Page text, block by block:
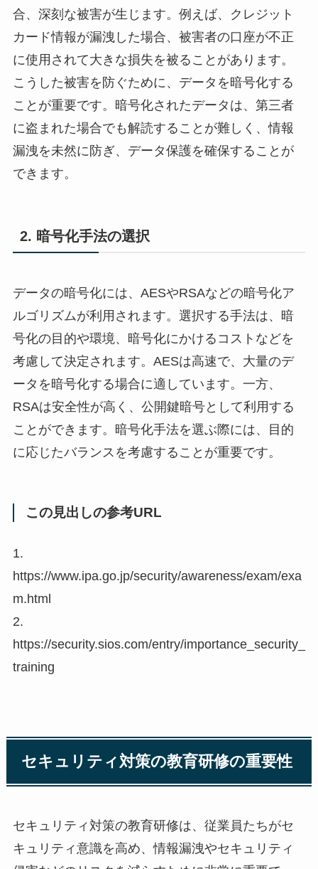
合、深刻な被害が生じます。例えば、クレジット
カード情報が漏洩した場合、被害者の口座が不正
に使用されて大きな損失を被ることがあります。
こうした被害を防ぐために、データを暗号化する
ことが重要です。暗号化されたデータは、第三者
に盗まれた場合でも解読することが難しく、情報
漏洩を未然に防ぎ、データ保護を確保することが
できます。
2. 暗号化手法の選択
データの暗号化には、AESやRSAなどの暗号化ア
ルゴリズムが利用されます。選択する手法は、暗
号化の目的や環境、暗号化にかけるコストなどを
考慮して決定されます。AESは高速で、大量のデ
ータを暗号化する場合に適しています。一方、
RSAは安全性が高く、公開鍵暗号として利用する
ことができます。暗号化手法を選ぶ際には、目的
に応じたバランスを考慮することが重要です。
この見出しの参考URL
1.
https://www.ipa.go.jp/security/awareness/exam/exa
m.html
2.
https://security.sios.com/entry/importance_security_
training
セキュリティ対策の教育研修の重要性
セキュリティ対策の教育研修は、従業員たちがセ
キュリティ意識を高め、情報漏洩やセキュリティ